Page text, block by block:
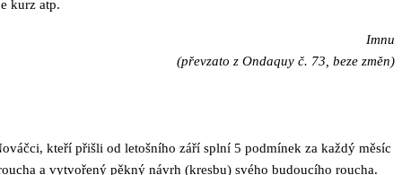
kurz atp.
Imnu
(převzato z Ondaquy č. 73, beze změn)
kteří přišli od letošního září splní 5 podmínek za každý měsíc
a vytvořený pěkný návrh (kresbu) svého budoucího roucha.